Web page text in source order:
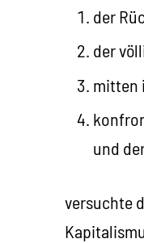
der
der
mitten
und
versuchte